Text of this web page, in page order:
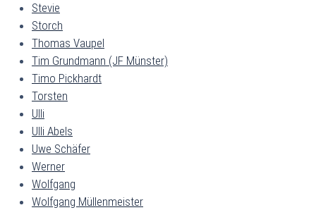
Stevie
Storch
Thomas Vaupel
Tim Grundmann (JF Münster)
Timo Pickhardt
Torsten
Ulli
Ulli Abels
Uwe Schäfer
Werner
Wolfgang
Wolfgang Müllenmeister